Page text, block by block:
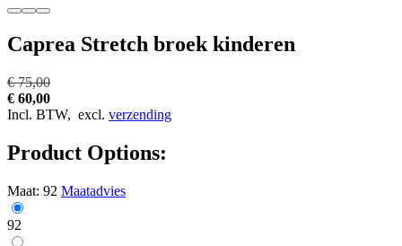
Caprea Stretch broek kinderen
€ 75,00
€ 60,00
Incl. BTW, excl. verzending
Product Options:
Maat: 92 Maatadvies
92